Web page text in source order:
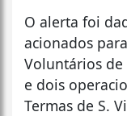
O alerta foi
acionados
Voluntários de
e dois
Termas de S.